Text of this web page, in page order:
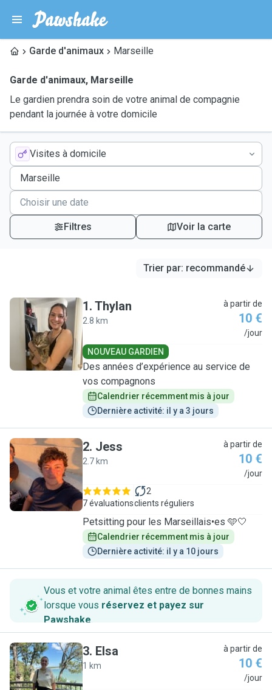
Garde d'animaux Marseille
Garde d'animaux, Marseille
Le gardien prendra soin de votre animal de compagnie
pendant la journée à votre domicile
Visites à domicile
Filtres Voir la carte
Trier par: recommandé
T
1. Thylan
2.8 km
à partir de
10 €
/jour
NOUVEAU GARDIEN
Des années d’expérience au service de
vos compagnons
Calendrier récemment mis à jour
Dernière activité: il y a 3 jours
J
2. Jess
2.7 km
à partir de
10 €
/jour
7 évaluations
2
clients réguliers
Petsitting pour les Marseillais•es 🩵🤍
Calendrier récemment mis à jour
Dernière activité: il y a 10 jours
Vous et votre animal êtes entre de bonnes mains
lorsque vous réservez et payez sur
Pawshake.
E
3. Elsa
1 km
à partir de
10 €
/jour